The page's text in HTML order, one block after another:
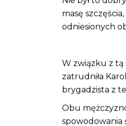
masę
odniesionych
W związku z tą
zatrudniła
brygadzista z
Obu
spowodowania